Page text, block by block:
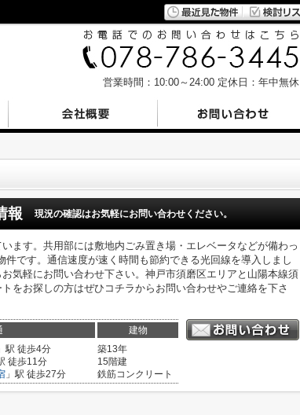
営業時間：10:00～24:00 定休日：年中無休
報 現況の確認はお気軽にお問い合わせください。
ます。共用部には敷地内ごみ置き場・エレベータなどが備わっ
です。通信速度が速く時間も節約できる光回線を導入しまし
気軽にお問い合わせ下さい。神戸市須磨区エリアと山陽本線須
をお探しの方はぜひコチラからお問い合わせやご連絡を下さ
建物
」駅 徒歩4分
徒歩11分
」駅 徒歩27分
築13年
15階建
鉄筋コンクリート